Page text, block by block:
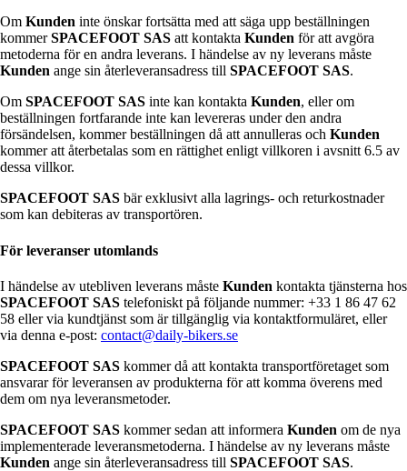
Om Kunden inte önskar fortsätta med att säga upp beställningen
kommerSPACEFOOT SAS att kontakta Kunden för att avgöra
metoderna för en andra leverans. I händelse av ny leverans måste
Kunden ange sin återleveransadress till SPACEFOOT SAS.
Om SPACEFOOT SAS inte kan kontakta Kunden, eller om
beställningen fortfarande inte kan levereras under den andra
försändelsen, kommer beställningen då att annulleras och Kunden
kommer att återbetalas som en rättighet enligt villkoren i avsnitt 6.5 av
dessa villkor.
SPACEFOOT SAS bär exklusivt alla lagrings- och returkostnader
som kan debiteras av transportören.
För leveranser utomlands
I händelse av utebliven leverans måste Kunden kontakta tjänsterna hos
SPACEFOOT SAS telefoniskt på följande nummer: +33 1 86 47 62
58 eller via kundtjänst som är tillgänglig via kontaktformuläret, eller
via denna e-post: contact@daily-bikers.se
SPACEFOOT SAS kommer då att kontakta transportföretaget som
ansvarar för leveransen av produkterna för att komma överens med
dem om nya leveransmetoder.
SPACEFOOT SAS kommer sedan att informera Kunden om de nya
implementerade leveransmetoderna. I händelse av ny leverans måste
Kunden ange sin återleveransadress till SPACEFOOT SAS.